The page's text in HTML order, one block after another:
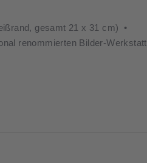
gesamt 21 x 31 cm) •
renommierten Bilder-Werkstatt